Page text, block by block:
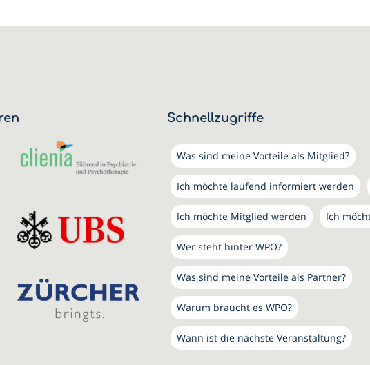
Schnellzugriffe
Was sind meine Vorteile als Mitglied?
Ich möchte laufend informiert werden
Ich möchte Mitglied werden Ich
Wer steht hinter WPO?
Was sind meine Vorteile als Partner?
Warum braucht es WPO?
Wann ist die nächste Veranstaltung?